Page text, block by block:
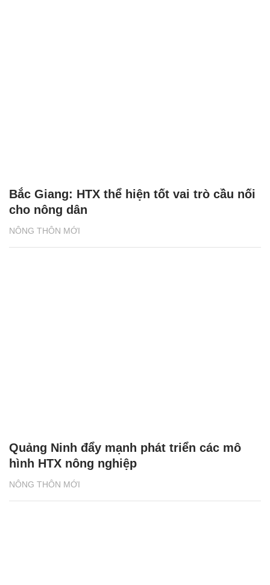
NÔNG THÔN MỚI
Bắc Giang: HTX thể hiện tốt vai trò cầu nối
cho nông dân
NÔNG THÔN MỚI
Quảng Ninh đẩy mạnh phát triển các mô
hình HTX nông nghiệp